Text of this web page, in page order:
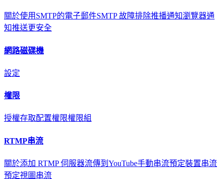
關於使用SMTP的電子郵件SMTP 故障排除推播通知瀏覽器通
知推送更安全
網路磁碟機
設定
權限
授權存取配置權限權限組
RTMP串流
關於添加 RTMP 伺服器流傳到YouTube手動串流預定裝置串流
預定視圖串流